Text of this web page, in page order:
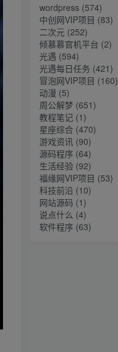
wordpress (574)
中创网VIP项目 (83)
二次元 (252)
倾慕慕官机平台 (2)
光遇 (594)
光遇每日任务 (421)
冒泡网VIP项目 (160)
动漫 (5)
周公解梦 (651)
教程笔记 (1)
星座综合 (470)
游戏资讯 (90)
源码程序 (64)
生活经验 (92)
福缘网VIP项目 (53)
科技前沿 (10)
网站源码 (1)
说点什么 (4)
软件程序 (63)